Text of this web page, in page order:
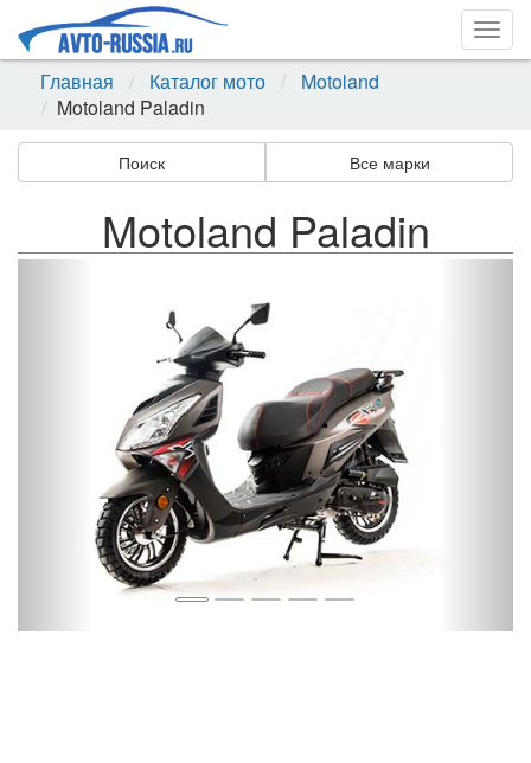
Главная
Каталог мото
Motoland
Motoland Paladin
Поиск Все марки
Motoland Paladin